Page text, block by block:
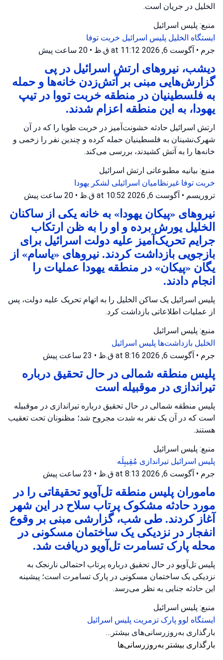
الخلیل در جریان است.
منبع: پلیس اسرائیل
ایستگاه الخلیل پلیس اسرائیل خربت توفا
جرم • آگوست 6, 2026 at 11:12 ق.ظ • 20 ساعت پیش
دیشب، نیروهای ارتش اسرائیل در پی
گزارش‌هایی مبنی بر آتش‌زدن خانه‌ها و حمله
به فلسطینیان در منطقه خربت تووا در تیپ
یهودا، به این منطقه اعزام شدند.
ارتش اسرائیل حادثه خشونت‌آمیز در خربت طوبا را که در آن
شهرک‌نشینان به فلسطینیان حمله کرده و چندین نفر را زخمی و
خانه‌ها را به آتش کشیدند، بررسی می‌کند.
منبع: بیانیه مطبوعاتی ارتش اسرائیل
خربت توفا غیرنظامیان اسرائیلی لشکر یهودا
تروریسم • آگوست 6, 2026 at 10:52 ق.ظ • 20 ساعت پیش
نیروهای «پیکان یهودا» به خانه یکی از ساکنان
الخلیل یورش برده و او را به ظن ارتکاب
جرایم تحریک‌آمیز علیه دولت اسرائیل برای
بازجویی بازداشت کردند. نیروهای «یاسام» از
یگان «پیکان» در منطقه یهودا عملیات را
انجام دادند.
پلیس اسرائیل یک ساکن الخلیل را به اتهام تحریک علیه دولت، پس
از عملیات اطلاعاتی بازداشت کرد.
منبع: پلیس اسرائیل
الخلیل بازداشت‌ها پلیس اسرائیل
جرم • آگوست 6, 2026 at 8:16 ق.ظ • 23 ساعت پیش
پلیس منطقه شمالی در حال تحقیق درباره
تیراندازی در موقبیله است
پلیس منطقه شمالی در حال تحقیق درباره تیراندازی در موقبیله
است که در آن یک نفر به شدت مجروح شد؛ مظنونان تحت تعقیب
هستند.
منبع: پلیس اسرائیل
پلیس اسرائیل تیراندازی مُقِیبِلَه
جرم • آگوست 6, 2026 at 8:13 ق.ظ • 23 ساعت پیش
ماموران پلیس منطقه تل‌آویو تحقیقاتی را در
مورد حادثه مشکوک پرتاب سلاح در این شهر
آغاز کردند. طی شب، گزارشی مبنی بر وقوع
انفجار در نزدیکی یک ساختمان مسکونی در
محله پارک تسامرت تل‌آویو دریافت شد.
پلیس تل‌آویو در حال تحقیق درباره پرتاب احتمالی نارنجک به
نزدیکی یک ساختمان مسکونی در پارک تسامرت است؛ پیشینه
این حادثه جنایی به نظر می‌رسد.
منبع: پلیس اسرائیل
ایستگاه لوو پارک تزمریت پلیس اسرائیل
بارگذاری به‌روزرسانی‌های بیشتر…
بارگذاری بیشتر به‌روزرسانی‌ها